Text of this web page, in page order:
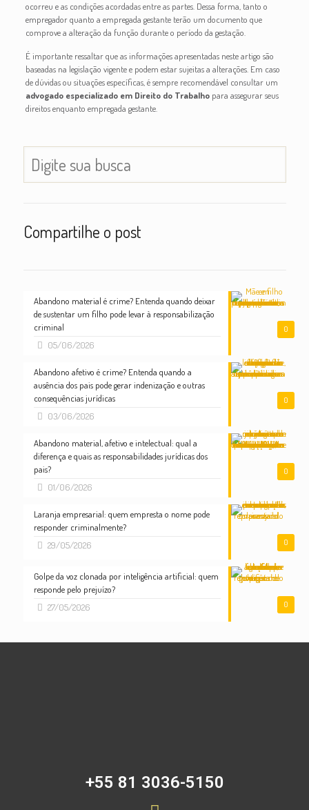
ocorreu e as condições acordadas entre as partes. Dessa forma, tanto o
empregador quanto a empregada gestante terão um documento que
comprove a alteração da função durante o período da gestação.
É importante ressaltar que as informações apresentadas neste artigo são
baseadas na legislação vigente e podem estar sujeitas a alterações. Em caso
de dúvidas ou situações específicas, é sempre recomendável consultar um
advogado especializado em Direito do Trabalho para assegurar seus
direitos enquanto empregada gestante.
Compartilhe o post
0
Abandono material é crime? Entenda quando deixar
de sustentar um filho pode levar à responsabilização
criminal
05/06/2026
0
Abandono afetivo é crime? Entenda quando a
ausência dos pais pode gerar indenização e outras
consequências jurídicas
03/06/2026
0
Abandono material, afetivo e intelectual: qual a
diferença e quais as responsabilidades jurídicas dos
pais?
01/06/2026
0
Laranja empresarial: quem empresta o nome pode
responder criminalmente?
29/05/2026
0
Golpe da voz clonada por inteligência artificial: quem
responde pelo prejuízo?
27/05/2026
+55 81 3036-5150